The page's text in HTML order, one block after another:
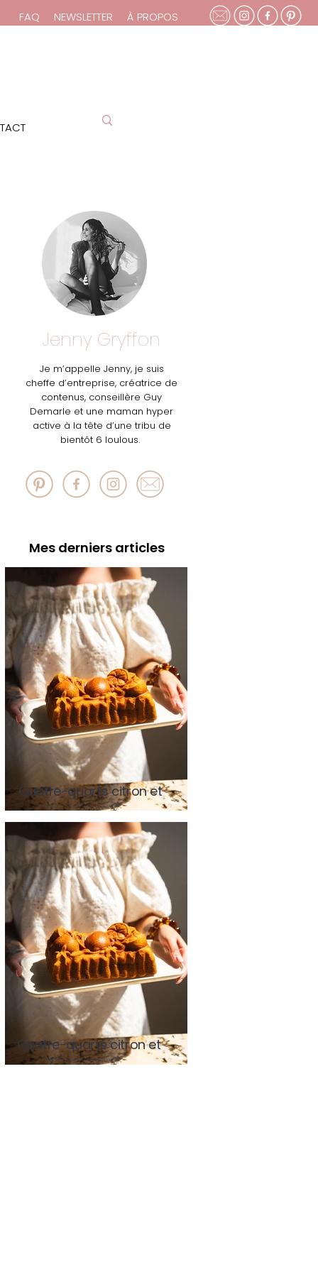
FAQ NEWSLETTER À PROPOS
Jenny Gryffon
Je m’appelle Jenny, je suis
cheffe d’entreprise, créatrice de
contenus, conseillère Guy
Demarle et une maman hyper
active à la tête d’une tribu de
bientôt 6 loulous.
Mes derniers articles
Quatre-quarts citron et
pavot (avec ou sans
Thermomix)
Quatre-quarts citron et
pavot (avec ou sans
Thermomix)
Quatre-quarts citron et
pavot (avec ou sans